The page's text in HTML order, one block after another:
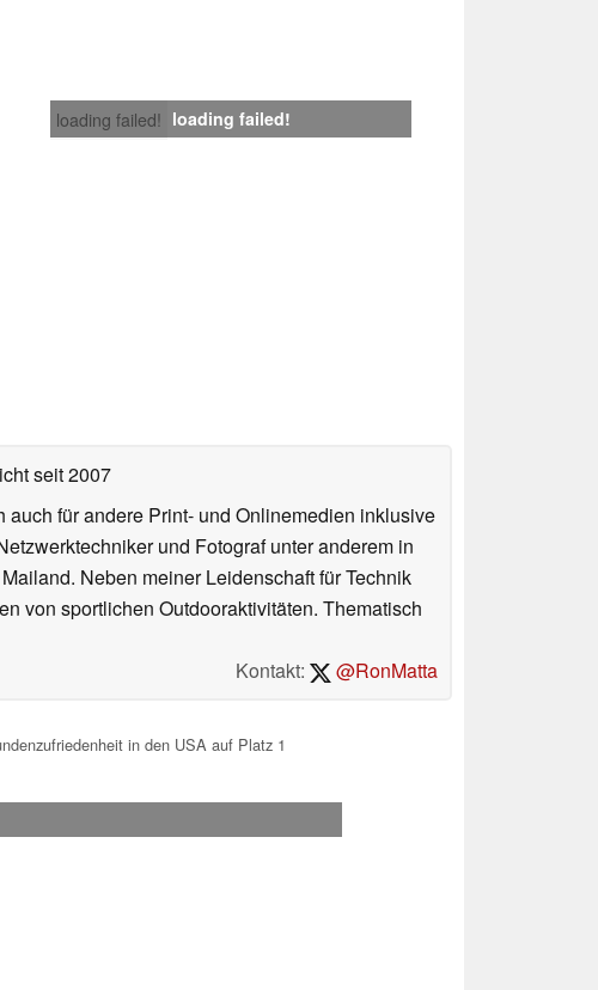
loading failed! loading failed!
seit 2007
für andere Print- und Onlinemedien inklusive
und Fotograf unter anderem in
Neben meiner Leidenschaft für Technik
von sportlichen Outdooraktivitäten. Thematisch
Kontakt:
@RonMatta
in den USA auf Platz 1